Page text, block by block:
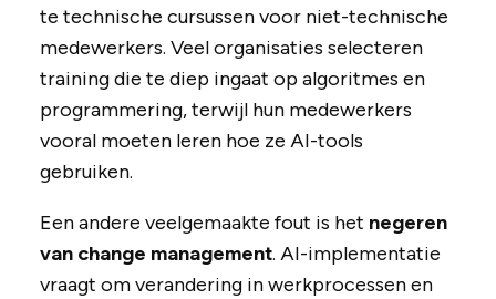
te technische cursussen voor niet-technische
medewerkers. Veel organisaties selecteren
training die te diep ingaat op algoritmes en
programmering, terwijl hun medewerkers
vooral moeten leren hoe ze AI-tools
gebruiken.
Een andere veelgemaakte fout is het negeren
van change management. AI-implementatie
vraagt om verandering in werkprocessen en